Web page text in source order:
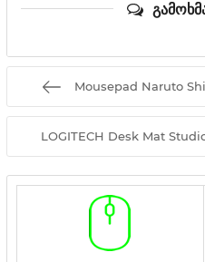
Mousepad Naruto
LOGITECH Desk Mat